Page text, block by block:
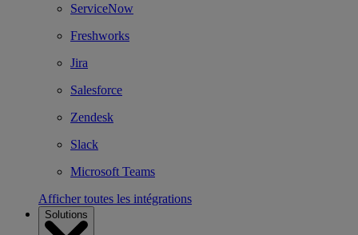
ServiceNow
Freshworks
Jira
Salesforce
Zendesk
Slack
Microsoft Teams
Afficher toutes les intégrations
Solutions